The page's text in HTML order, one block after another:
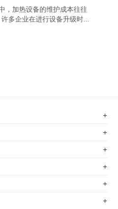
，加热设备的维护成本往往
多企业在进行设备升级时...
+
+
+
+
+
+